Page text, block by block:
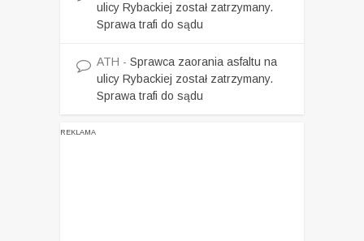
ulicy Rybackiej został zatrzymany.
Sprawa trafi do sądu
ATH - Sprawca zaorania asfaltu na
ulicy Rybackiej został zatrzymany.
Sprawa trafi do sądu
REKLAMA